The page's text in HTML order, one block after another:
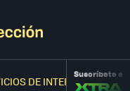
DE INTERNETSuscríbete a